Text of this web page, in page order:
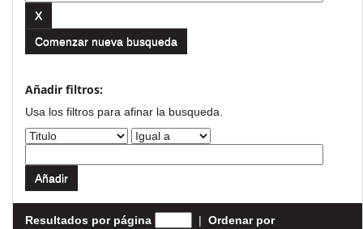
Comenzar nueva busqueda
Añadir filtros:
Usa los filtros para afinar la busqueda.
Resultados por página | Ordenar por